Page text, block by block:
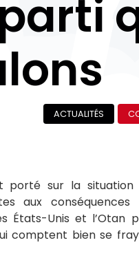
ACTUALITÉS
sur la situation
aux
États-Unis et l’Otan
comptent bien se